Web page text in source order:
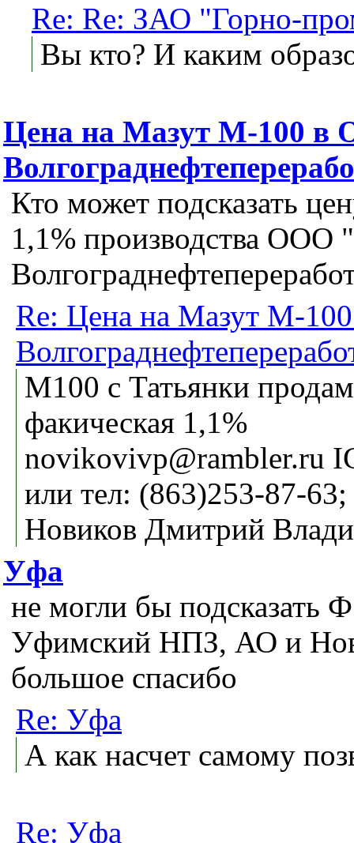
Re: Re: ЗАО "Горно-
Вы кто? И каким
Цена на Мазут М-100
Кто может подсказать
1,1% производства
Re: Цена на Мазут М-
М100 с Татьянки
факическая 1,1%
novikovivp@rambler.ru
или тел: (863)253-87-
Новиков Дмитрий
Уфа
не могли бы подсказать
Уфимский НПЗ, АО и
большое спасибо
Re: Уфа
А как насчет самому
Re: Уфа